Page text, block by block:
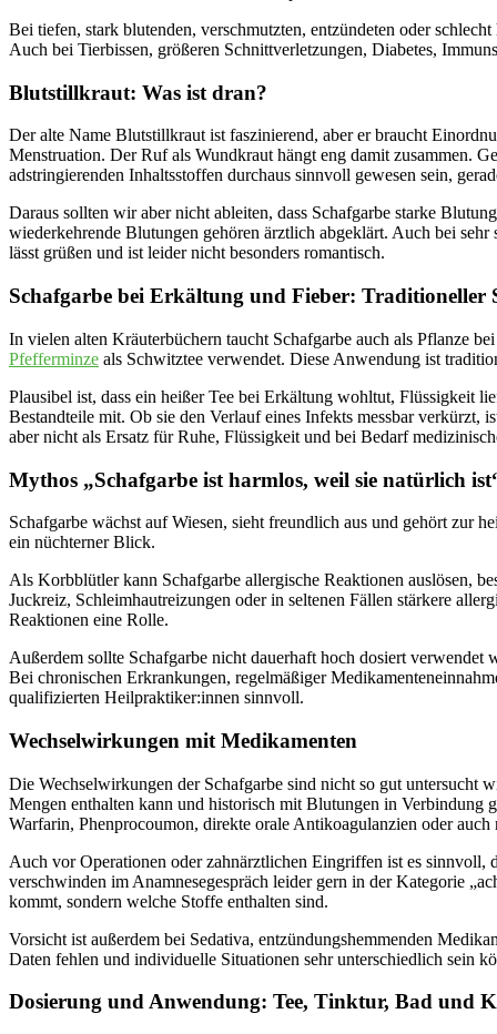
Bei tiefen, stark blutenden, verschmutzten, entzündeten oder
Auch bei Tierbissen, größeren Schnittverletzungen, Diabetes,
Blutstillkraut: Was ist dran?
Der alte Name Blutstillkraut ist faszinierend, aber er braucht
Menstruation. Der Ruf als Wundkraut hängt eng damit zusammen.
adstringierenden Inhaltsstoffen durchaus sinnvoll gewesen sein,
Daraus sollten wir aber nicht ableiten, dass Schafgarbe starke
wiederkehrende Blutungen gehören ärztlich abgeklärt. Auch bei
lässt grüßen und ist leider nicht besonders romantisch.
Schafgarbe bei Erkältung und Fieber: Traditioneller
In vielen alten Kräuterbüchern taucht Schafgarbe auch als Pflanze
Pfefferminze als Schwitztee verwendet. Diese Anwendung ist
Plausibel ist, dass ein heißer Tee bei Erkältung wohltut, Flüssigkeit
Bestandteile mit. Ob sie den Verlauf eines Infekts messbar verkürzt,
aber nicht als Ersatz für Ruhe, Flüssigkeit und bei Bedarf
Mythos „Schafgarbe ist harmlos, weil sie natürlich
Schafgarbe wächst auf Wiesen, sieht freundlich aus und gehört zur
ein nüchterner Blick.
Als Korbblütler kann Schafgarbe allergische Reaktionen auslösen,
Juckreiz, Schleimhautreizungen oder in seltenen Fällen stärkere
Reaktionen eine Rolle.
Außerdem sollte Schafgarbe nicht dauerhaft hoch dosiert
Bei chronischen Erkrankungen, regelmäßiger
qualifizierten Heilpraktiker:innen sinnvoll.
Wechselwirkungen mit Medikamenten
Die Wechselwirkungen der Schafgarbe sind nicht so gut untersucht
Mengen enthalten kann und historisch mit Blutungen in Verbindung
Warfarin, Phenprocoumon, direkte orale Antikoagulanzien oder
Auch vor Operationen oder zahnärztlichen Eingriffen ist es
verschwinden im Anamnesegespräch leider gern in der Kategorie
kommt, sondern welche Stoffe enthalten sind.
Vorsicht ist außerdem bei Sedativa, entzündungshemmenden
Daten fehlen und individuelle Situationen sehr unterschiedlich sein
Dosierung und Anwendung: Tee, Tinktur, Bad und